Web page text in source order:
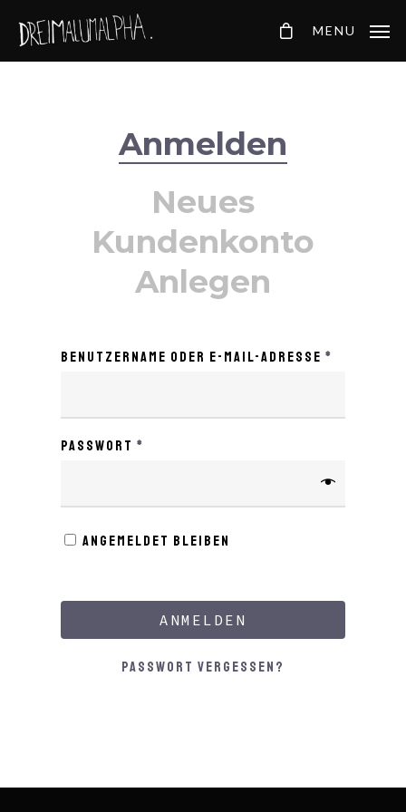
MENU
Anmelden
Neues
Kundenkonto
Anlegen
Benutzername oder E-Mail-Adresse *
Passwort *
Angemeldet bleiben
ANMELDEN
Passwort vergessen?